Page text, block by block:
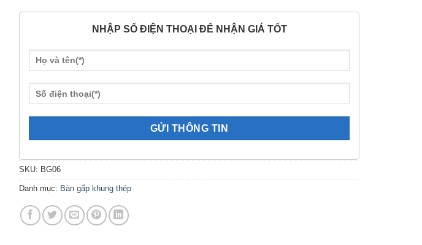
NHẬP SỐ ĐIỆN THOẠI ĐỂ NHẬN GIÁ TỐT
SKU: BG06
Danh mục: Bàn gấp khung thép